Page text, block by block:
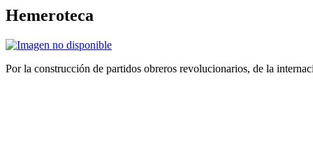
Hemeroteca
Por la construcción de partidos obreros revolucionarios, de la